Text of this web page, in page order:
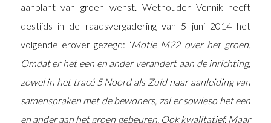
aanplant van groen wenst. Wethouder Vennik heeft
destijds in de raadsvergadering van 5 juni 2014 het
volgende erover gezegd: ‘Motie M22 over het groen.
Omdat er het een en ander verandert aan de inrichting,
zowel in het tracé 5 Noord als Zuid naar aanleiding van
samenspraken met de bewoners, zal er sowieso het een
en ander aan het groen gebeuren. Ook kwalitatief. Maar